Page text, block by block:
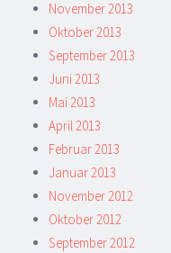
November 2013
Oktober 2013
September 2013
Juni 2013
Mai 2013
April 2013
Februar 2013
Januar 2013
November 2012
Oktober 2012
September 2012